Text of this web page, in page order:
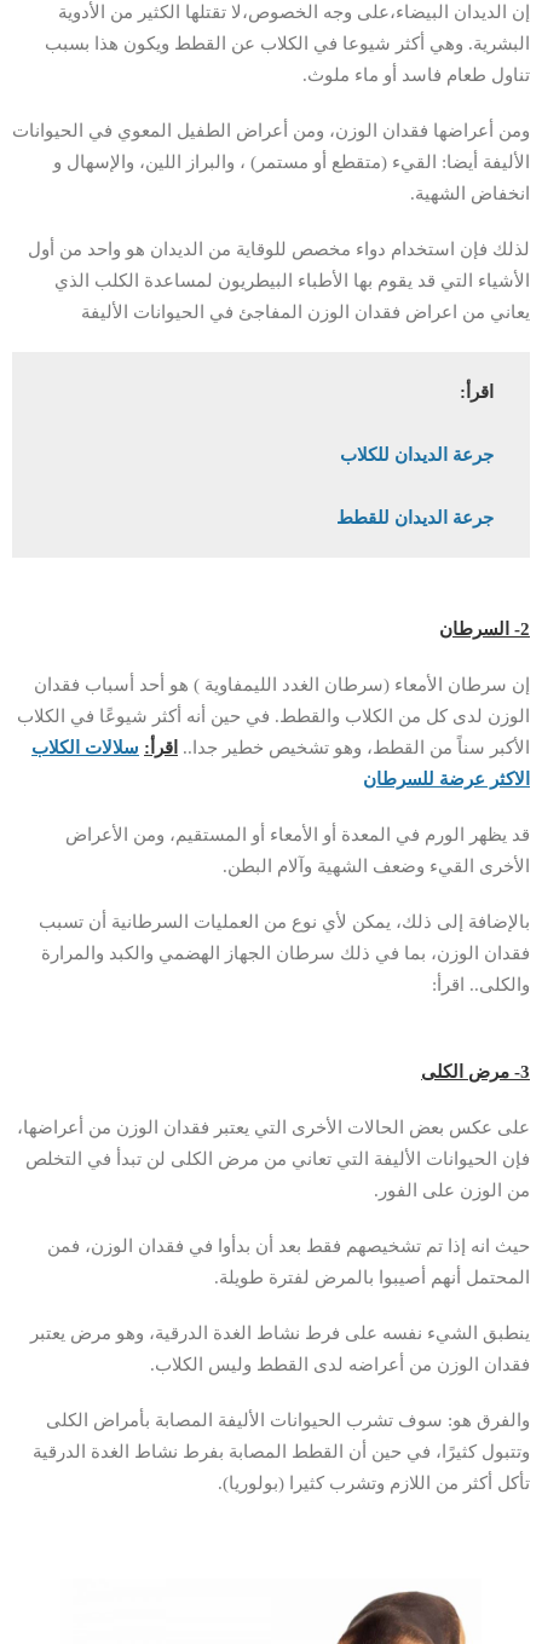
إن الديدان البيضاء،على وجه الخصوص،لا تقتلها الكثير من الأدوية
البشرية. وهي أكثر شيوعا في الكلاب عن القطط ويكون هذا بسبب
تناول طعام فاسد أو ماء ملوث.
ومن أعراضها فقدان الوزن، ومن أعراض الطفيل المعوي في الحيوانات
الأليفة أيضا: القيء (متقطع أو مستمر) ، والبراز اللين، والإسهال و
انخفاض الشهية.
لذلك فإن استخدام دواء مخصص للوقاية من الديدان هو واحد من أول
الأشياء التي قد يقوم بها الأطباء البيطريون لمساعدة الكلب الذي
يعاني من اعراض فقدان الوزن المفاجئ في الحيوانات الأليفة
اقرأ:
جرعة الديدان للكلاب
جرعة الديدان للقطط
2- السرطان
إن سرطان الأمعاء (سرطان الغدد الليمفاوية ) هو أحد أسباب فقدان
الوزن لدى كل من الكلاب والقطط. في حين أنه أكثر شيوعًا في الكلاب
الأكبر سناً من القطط، وهو تشخيص خطير جدا.. اقرأ: سلالات الكلاب
الاكثر عرضة للسرطان
قد يظهر الورم في المعدة أو الأمعاء أو المستقيم، ومن الأعراض
الأخرى القيء وضعف الشهية وآلام البطن.
بالإضافة إلى ذلك، يمكن لأي نوع من العمليات السرطانية أن تسبب
فقدان الوزن، بما في ذلك سرطان الجهاز الهضمي والكبد والمرارة
والكلى.. اقرأ:
3- مرض الكلى
على عكس بعض الحالات الأخرى التي يعتبر فقدان الوزن من أعراضها،
فإن الحيوانات الأليفة التي تعاني من مرض الكلى لن تبدأ في التخلص
من الوزن على الفور.
حيث انه إذا تم تشخيصهم فقط بعد أن بدأوا في فقدان الوزن، فمن
المحتمل أنهم أصيبوا بالمرض لفترة طويلة.
ينطبق الشيء نفسه على فرط نشاط الغدة الدرقية، وهو مرض يعتبر
فقدان الوزن من أعراضه لدى القطط وليس الكلاب.
والفرق هو: سوف تشرب الحيوانات الأليفة المصابة بأمراض الكلى
وتتبول كثيرًا، في حين أن القطط المصابة بفرط نشاط الغدة الدرقية
تأكل أكثر من اللازم وتشرب كثيرا (بولوريا).